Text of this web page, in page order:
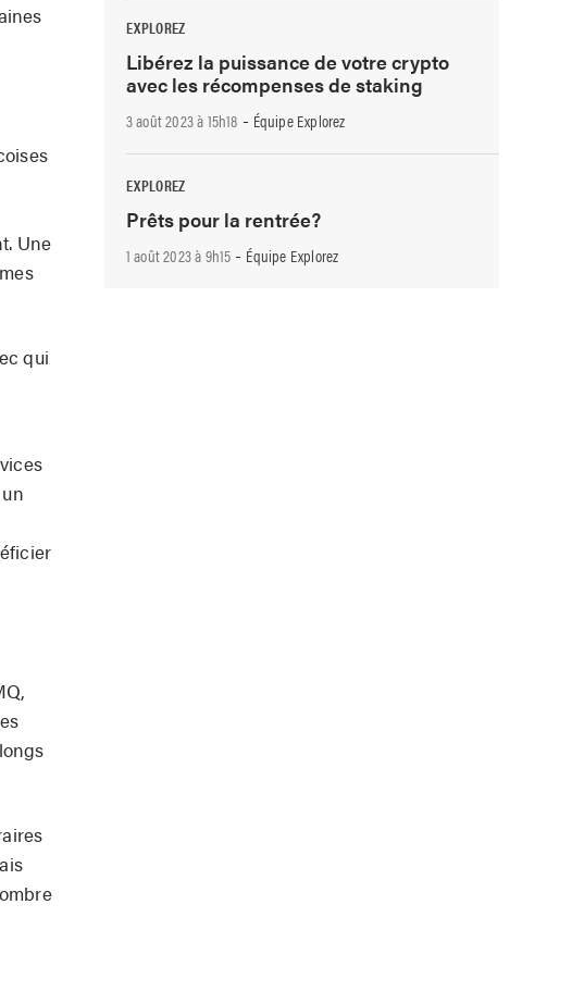
Une
qui
EXPLOREZ
Libérez la puissance de votre crypto
avec les récompenses de staking
3 août 2023 à 15h18 - Équipe Explorez
EXPLOREZ
Prêts pour la rentrée?
1 août 2023 à 9h15 - Équipe Explorez